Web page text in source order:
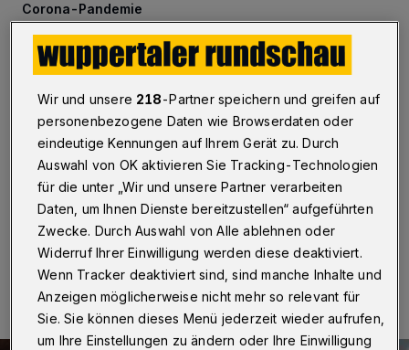
Corona-Pandemie
Impftermine: Warteliste für 60-
Jährige und älter
Wuppertal·Nach Angaben der Stadtverwaltung
können sich ab sofort sich Wuppertalerinnen und
Wuppertaler, die über 60 Jahre alt sind, für die
„Impfbrücke“ melden.
16.04.2021 , 09:38 Uhr Eine Minute Lesezeit
Wir und unsere 218-Partner speichern und greifen auf
personenbezogene Daten wie Browserdaten oder
eindeutige Kennungen auf Ihrem Gerät zu. Durch
Auswahl von OK aktivieren Sie Tracking-Technologien
für die unter „Wir und unsere Partner verarbeiten
Daten, um Ihnen Dienste bereitzustellen“ aufgeführten
Zwecke. Durch Auswahl von Alle ablehnen oder
Widerruf Ihrer Einwilligung werden diese deaktiviert.
Wenn Tracker deaktiviert sind, sind manche Inhalte und
Anzeigen möglicherweise nicht mehr so relevant für
Sie. Sie können dieses Menü jederzeit wieder aufrufen,
um Ihre Einstellungen zu ändern oder Ihre Einwilligung